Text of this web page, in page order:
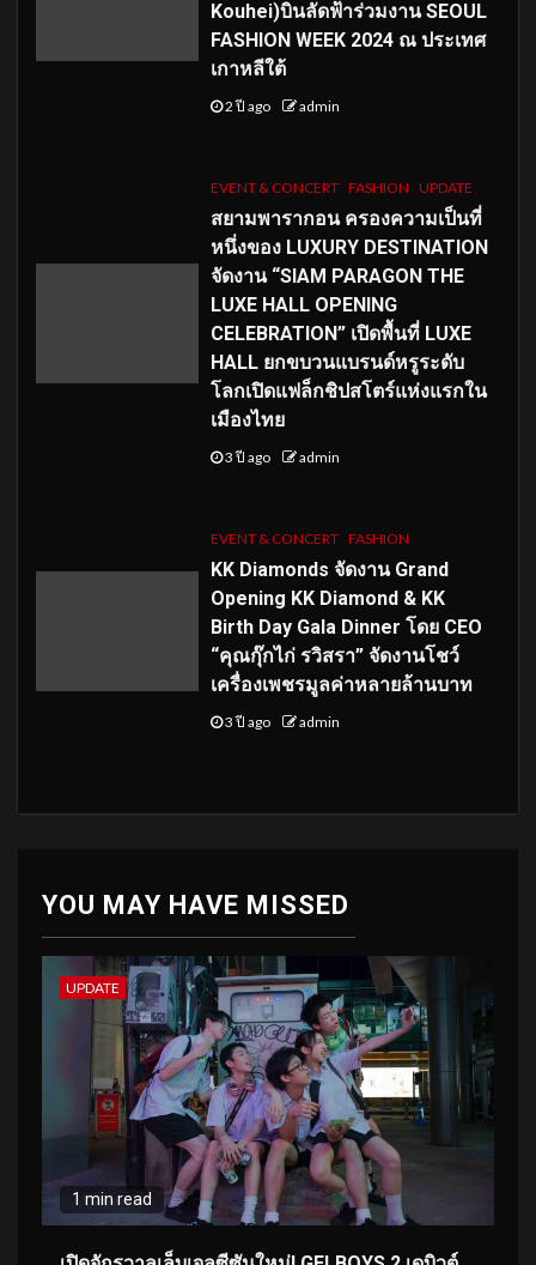
Kouhei)บินลัดฟ้าร่วมงาน SEOUL
FASHION WEEK 2024 ณ ประเทศ
เกาหลีใต้
2 ปี ago admin
EVENT & CONCERT FASHION UPDATE
สยามพารากอน ครองความเป็นที่
หนึ่งของ LUXURY DESTINATION
จัดงาน “SIAM PARAGON THE
LUXE HALL OPENING
CELEBRATION” เปิดพื้นที่ LUXE
HALL ยกขบวนแบรนด์หรูระดับ
โลกเปิดแฟล็กชิปสโตร์แห่งแรกใน
เมืองไทย
3 ปี ago admin
EVENT & CONCERT FASHION
KK Diamonds จัดงาน Grand
Opening KK Diamond & KK
Birth Day Gala Dinner โดย CEO
“คุณกุ๊กไก่ รวิสรา” จัดงานโชว์
เครื่องเพชรมูลค่าหลายล้านบาท
3 ปี ago admin
YOU MAY HAVE MISSED
UPDATE
1 min read